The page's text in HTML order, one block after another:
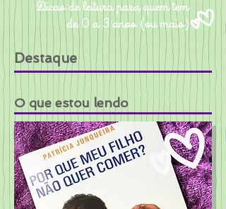
Destaque
O que estou lendo